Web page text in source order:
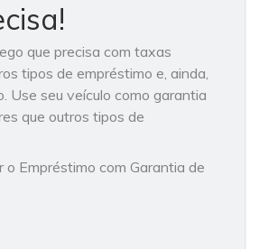
que precisa com taxas
tipos de empréstimo e, ainda,
Use seu veículo como garantia
que outros tipos de
o Empréstimo com Garantia de